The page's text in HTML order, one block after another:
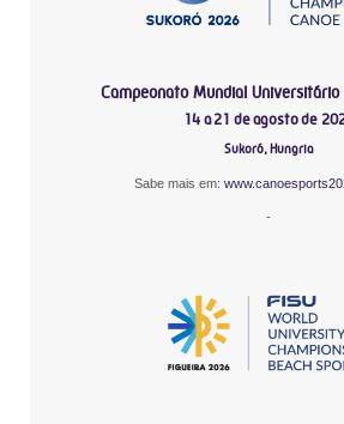
Campeonato Mundial Universitário
14 a 21 de agosto de
Sukoró, Hungria
Sabe mais em:
-